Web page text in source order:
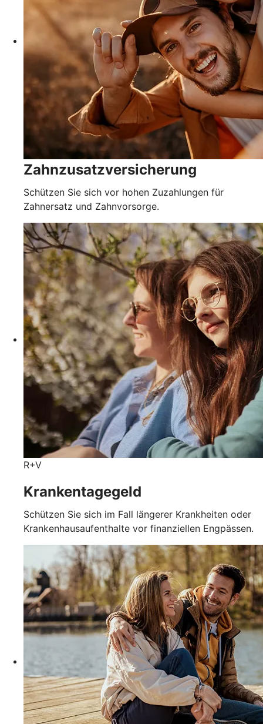
Zahnzusatzversicherung
Schützen Sie sich vor hohen Zuzahlungen für
Zahnersatz und Zahnvorsorge.
R+V
Krankentagegeld
Schützen Sie sich im Fall längerer Krankheiten oder
Krankenhausaufenthalte vor finanziellen Engpässen.